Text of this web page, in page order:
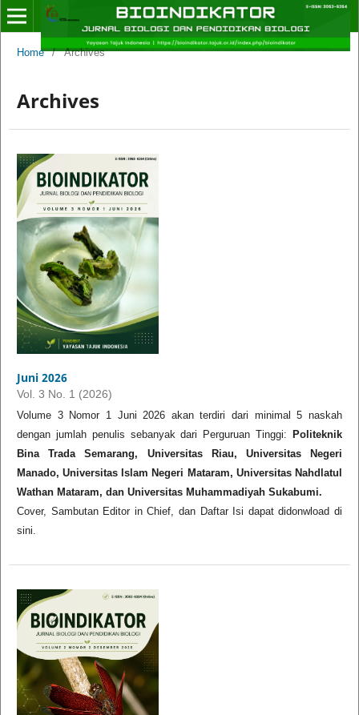
Home / Archives
Archives
Juni 2026
Vol. 3 No. 1 (2026)
Volume 3 Nomor 1 Juni 2026 akan terdiri dari minimal 5 naskah
dengan jumlah penulis sebanyak dari Perguruan Tinggi:
Politeknik
Bina Trada Semarang,
Universitas Riau, Universitas Negeri
Manado, Universitas Islam Negeri Mataram, Universitas Nahdlatul
Wathan Mataram, dan Universitas Muhammadiyah Sukabumi.
Cover, Sambutan Editor in Chief, dan Daftar Isi dapat didonwload di
sini.